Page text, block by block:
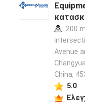
200
Avenue
China,
5.0